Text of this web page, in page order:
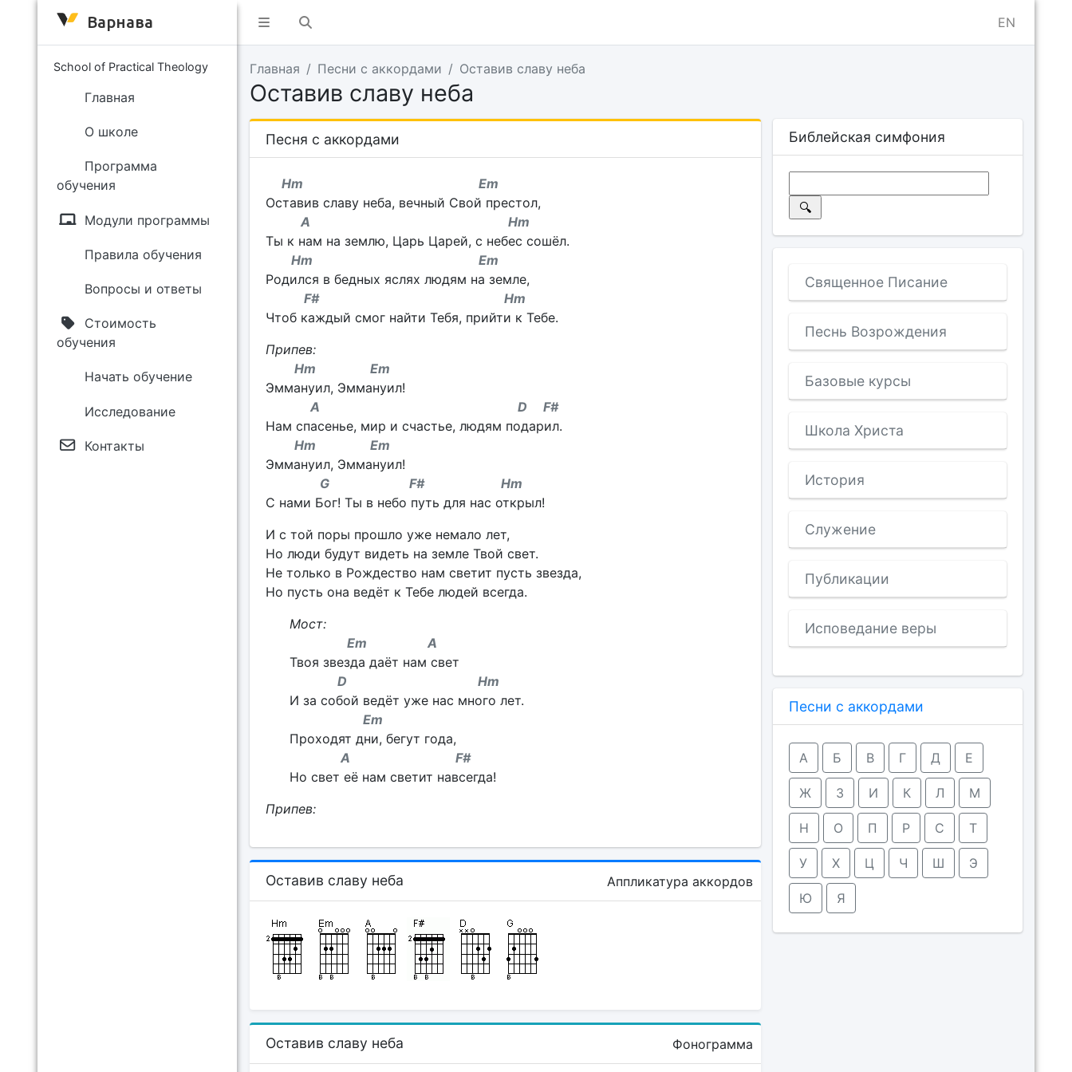
EN
Варнава
School of Practical Theology
Главная
О школе
Программа
обучения
Модули программы
Правила обучения
Вопросы и ответы
Стоимость
обучения
Начать обучение
Исследование
Контакты
Главная Песни с аккордами Оставив славу неба
Оставив славу неба
Песня с аккордами
Hm Em
Оставив славу неба, вечный Свой престол,
A Hm
Ты к нам на землю, Царь Царей, с небес сошёл.
Hm Em
Родился в бедных яслях людям на земле,
F# Hm
Чтоб каждый смог найти Тебя, прийти к Тебе.
Припев:
Hm Em
Эммануил, Эммануил!
A D F#
Нам спасенье, мир и счастье, людям подарил.
Hm Em
Эммануил, Эммануил!
G F# Hm
С нами Бог! Ты в небо путь для нас открыл!
И с той поры прошло уже немало лет,
Но люди будут видеть на земле Твой свет.
Не только в Рождество нам светит пусть звезда,
Но пусть она ведёт к Тебе людей всегда.
Мост:
Em A
Твоя звезда даёт нам свет
D Hm
И за собой ведёт уже нас много лет.
Em
Проходят дни, бегут года,
A F#
Но свет её нам светит навсегда!
Припев:
Оставив славу неба Аппликатура аккордов
Оставив славу неба Фонограмма
Библейская симфония
Священное Писание
Песнь Возрождения
Базовые курсы
Школа Христа
История
Служение
Публикации
Исповедание веры
Песни с аккордами
А Б В Г Д Е
Ж З И К Л М
Н О П Р С Т
У Х Ц Ч Ш Э
Ю Я